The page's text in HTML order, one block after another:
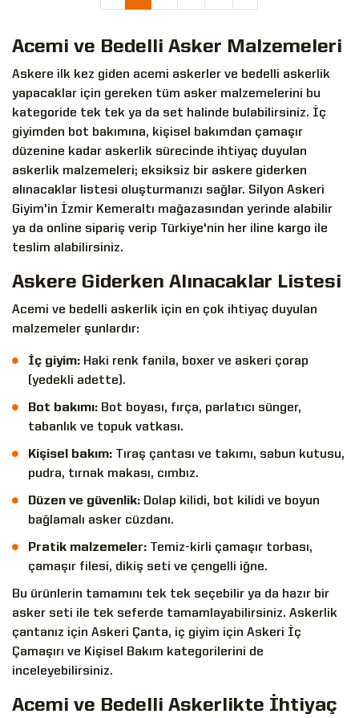
Acemi ve Bedelli Asker Malzemeleri
Askere ilk kez giden acemi askerler ve bedelli askerlik
yapacaklar için gereken tüm asker malzemelerini bu
kategoride tek tek ya da set halinde bulabilirsiniz. İç
giyimden bot bakımına, kişisel bakımdan çamaşır
düzenine kadar askerlik sürecinde ihtiyaç duyulan
askerlik malzemeleri; eksiksiz bir askere giderken
alınacaklar listesi oluşturmanızı sağlar. Silyon Askeri
Giyim'in İzmir Kemeraltı mağazasından yerinde alabilir
ya da online sipariş verip Türkiye'nin her iline kargo ile
teslim alabilirsiniz.
Askere Giderken Alınacaklar Listesi
Acemi ve bedelli askerlik için en çok ihtiyaç duyulan
malzemeler şunlardır:
İç giyim: Haki renk fanila, boxer ve askeri çorap
(yedekli adette).
Bot bakımı: Bot boyası, fırça, parlatıcı sünger,
tabanlık ve topuk vatkası.
Kişisel bakım: Tıraş çantası ve takımı, sabun kutusu,
pudra, tırnak makası, cımbız.
Düzen ve güvenlik: Dolap kilidi, bot kilidi ve boyun
bağlamalı asker cüzdanı.
Pratik malzemeler: Temiz-kirli çamaşır torbası,
çamaşır filesi, dikiş seti ve çengelli iğne.
Bu ürünlerin tamamını tek tek seçebilir ya da hazır bir
asker seti ile tek seferde tamamlayabilirsiniz. Askerlik
çantanız için Askeri Çanta, iç giyim için Askeri İç
Çamaşırı ve Kişisel Bakım kategorilerini de
inceleyebilirsiniz.
Acemi ve Bedelli Askerlikte İhtiyaç